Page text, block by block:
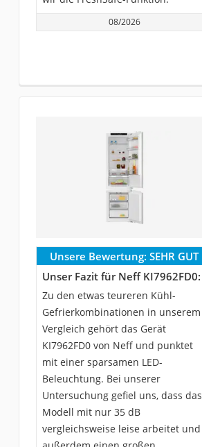
08/2026
Unsere Bewertung: SEHR GUT
Unser Fazit für Neff KI7962FD0:
Zu den etwas teureren Kühl-
Gefrierkombinationen in unserem
Vergleich gehört das Gerät
KI7962FD0 von Neff und punktet
mit einer sparsamen LED-
Beleuchtung. Bei unserer
Untersuchung gefiel uns, dass das
Modell mit nur 35 dB
vergleichsweise leise arbeitet und